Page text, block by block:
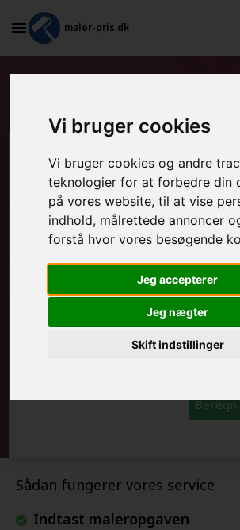
Vi bruger cookies
Vi bruger cookies og andre
teknologier for at forbedre din
på vores website, til at vise
indhold, målrettede annoncer
forstå hvor vores besøgende
Jeg accepterer
Jeg nægter
Skift indstillinger
maler-pris.dk
Sådan fungerer vores service
Indtast maleropgaven
Beregn prisen her
MALEROPGAVER - INDVENDIGT:
MALEROPGAVER - UDVENDIGT:
FRAFLYTNINGSPAKKE:
Beregn